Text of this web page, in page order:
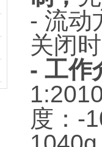
- 流动
关闭
- 工作
度：-